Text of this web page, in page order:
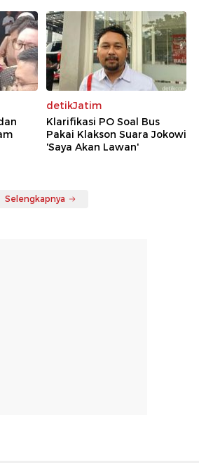
detikJatim
Klarifikasi PO Soal Bus
Pakai Klakson Suara Jokowi
'Saya Akan Lawan'
Selengkapnya